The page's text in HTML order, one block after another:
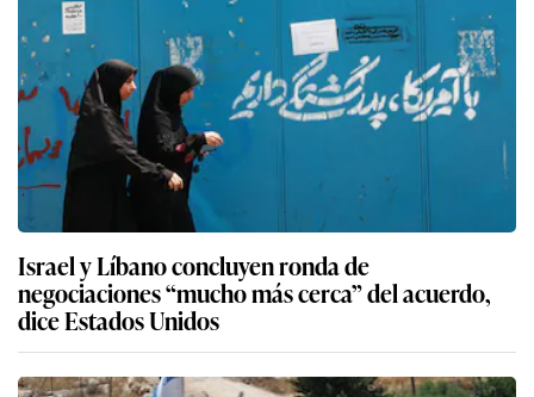
Israel y Líbano concluyen ronda de
negociaciones “mucho más cerca” del acuerdo,
dice Estados Unidos